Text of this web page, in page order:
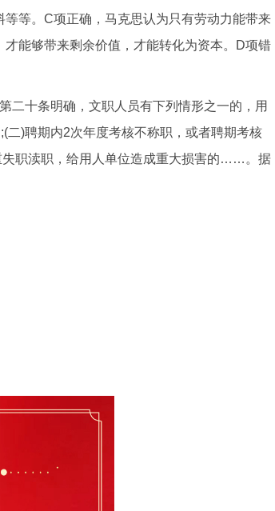
等。C项正确，马克思认为只有劳动力能带来
能够带来剩余价值，才能转化为资本。D项错
十条明确，文职人员有下列情形之一的，用
二)聘期内2次年度考核不称职，或者聘期考核
失职渎职，给用人单位造成重大损害的……。据